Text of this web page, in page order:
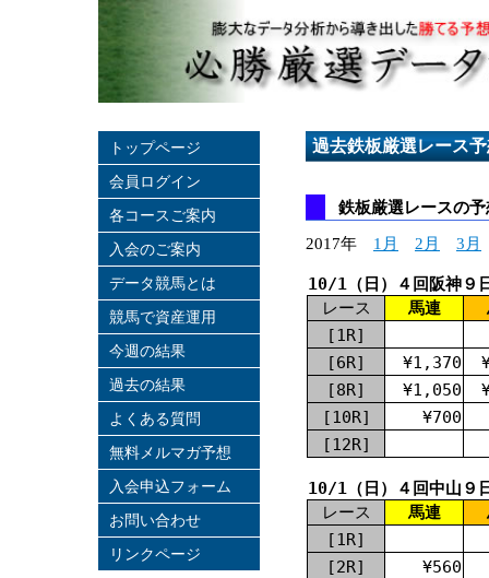
過去鉄板厳選レース
鉄板厳選レースの
2017年 1月 2月 3月
10/1（日）４回阪神９
レース
馬連
[1R]
[6R]
¥1,370
[8R]
¥1,050
[10R]
¥700
[12R]
10/1（日）４回中山９
レース
馬連
[1R]
[2R]
¥560
トップページ
会員ログイン
各コースご案内
入会のご案内
データ競馬とは
競馬で資産運用
今週の結果
過去の結果
よくある質問
無料メルマガ予想
入会申込フォーム
お問い合わせ
リンクページ